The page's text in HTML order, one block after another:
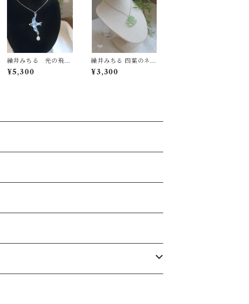
繰井みちる 光の飛翔
BIRD&EGGネックレ
ス
¥5,300
繰井みちる 四葉のネッ
クレス
¥3,300